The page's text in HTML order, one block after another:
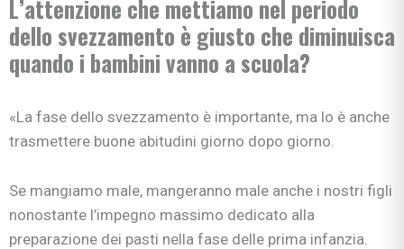
L’attenzione che mettiamo nel periodo
dello svezzamento è giusto che diminuisca
quando i bambini vanno a scuola?
«La fase dello svezzamento è importante, ma lo è anche
trasmettere buone abitudini giorno dopo giorno.
Se mangiamo male, mangeranno male anche i nostri figli
nonostante l’impegno massimo dedicato alla
preparazione dei pasti nella fase delle prima infanzia.